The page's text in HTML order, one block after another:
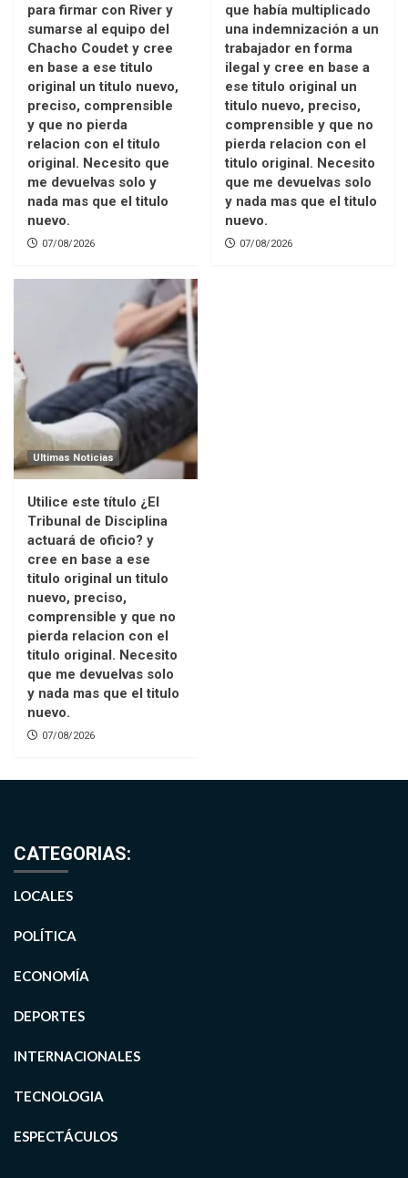
para firmar con River y
sumarse al equipo del
Chacho Coudet y cree
en base a ese titulo
original un titulo nuevo,
preciso, comprensible
y que no pierda
relacion con el titulo
original. Necesito que
me devuelvas solo y
nada mas que el titulo
nuevo.
07/08/2026
que había multiplicado
una indemnización a un
trabajador en forma
ilegal y cree en base a
ese titulo original un
titulo nuevo, preciso,
comprensible y que no
pierda relacion con el
titulo original. Necesito
que me devuelvas solo
y nada mas que el titulo
nuevo.
07/08/2026
Ultimas Noticias
Utilice este título ¿El
Tribunal de Disciplina
actuará de oficio? y
cree en base a ese
titulo original un titulo
nuevo, preciso,
comprensible y que no
pierda relacion con el
titulo original. Necesito
que me devuelvas solo
y nada mas que el titulo
nuevo.
07/08/2026
CATEGORIAS:
LOCALES
POLÍTICA
ECONOMÍA
DEPORTES
INTERNACIONALES
TECNOLOGIA
ESPECTÁCULOS